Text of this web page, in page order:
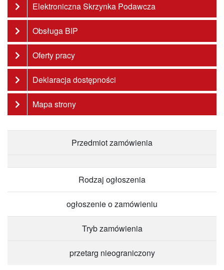
Elektroniczna Skrzynka Podawcza
Obsługa BIP
Oferty pracy
Deklaracja dostępności
Mapa strony
Przedmiot zamówienia
Rodzaj ogłoszenia
ogłoszenie o zamówieniu
Tryb zamówienia
przetarg nieograniczony